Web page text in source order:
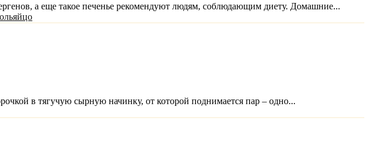
а еще такое печенье рекомендуют людям, соблюдающим диету. Домашние...
яйцо
в тягучую сырную начинку, от которой поднимается пар – одно...